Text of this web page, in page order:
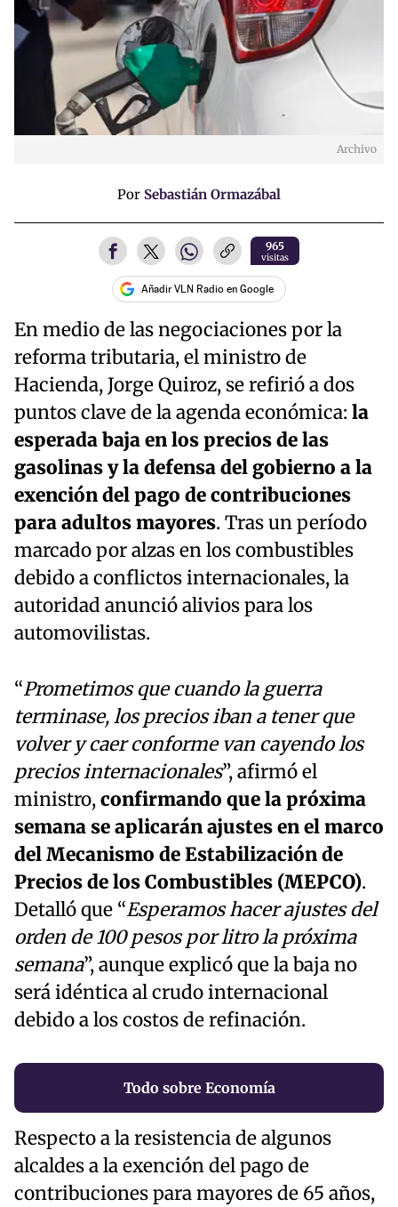
Archivo
Por Sebastián Ormazábal
965
visitas
Añadir VLN Radio en Google
En medio de las negociaciones por la
reforma tributaria, el ministro de
Hacienda, Jorge Quiroz, se refirió a dos
puntos clave de la agenda económica: la
esperada baja en los precios de las
gasolinas y la defensa del gobierno a la
exención del pago de contribuciones
para adultos mayores. Tras un período
marcado por alzas en los combustibles
debido a conflictos internacionales, la
autoridad anunció alivios para los
automovilistas.
“Prometimos que cuando la guerra
terminase, los precios iban a tener que
volver y caer conforme van cayendo los
precios internacionales”, afirmó el
ministro,confirmando que la próxima
semana se aplicarán ajustes en el marco
del Mecanismo de Estabilización de
Precios de los Combustibles (MEPCO).
Detalló que “Esperamos hacer ajustes del
orden de 100 pesos por litro la próxima
semana”, aunque explicó que la baja no
será idéntica al crudo internacional
debido a los costos de refinación.
Todo sobre Economía
Respecto a la resistencia de algunos
alcaldes a la exención del pago de
contribuciones para mayores de 65 años,